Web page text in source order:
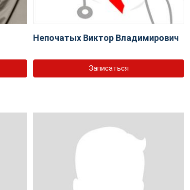
Непочатых Виктор Владимирович
Записаться